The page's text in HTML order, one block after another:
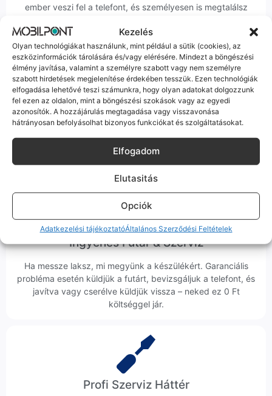
Kezelés
Olyan technológiákat használunk, mint például a sütik (cookies), az
eszközinformációk tárolására és/vagy elérésére. Mindezt a böngészési
élmény javítása, valamint a személyre szabott vagy nem személyre
szabott hirdetések megjelenítése érdekében tesszük. Ezen technológiák
elfogadása lehetővé teszi számunkra, hogy olyan adatokat dolgozzunk
fel ezen az oldalon, mint a böngészési szokások vagy az egyedi
azonosítók. A hozzájárulás megtagadása vagy visszavonása
hátrányosan befolyásolhat bizonyos funkciókat és szolgáltatásokat.
Elfogadom
Elutasitás
Opciók
Adatkezelési tájékoztatóÁltalános Szerződési Feltételek
ember veszi fel a telefont, és személyesen is megtalálsz
Korrekt Ügyintézés
Hibázni emberi dolog, de a felelősségvállalás nálunk alap.
Ha ritkán előfordul egy hiba, nem kifogásokat keresünk,
hanem megoldást. Szakértő kollégáink azonnal kézbe
Ingyenes Futár & Szerviz
Ha messze laksz, mi megyünk a készülékért. Garanciális
probléma esetén küldjük a futárt, bevizsgáljuk a telefont, és
javítva vagy cserélve küldjük vissza – neked ez 0 Ft
költséggel jár.
Profi Szerviz Háttér